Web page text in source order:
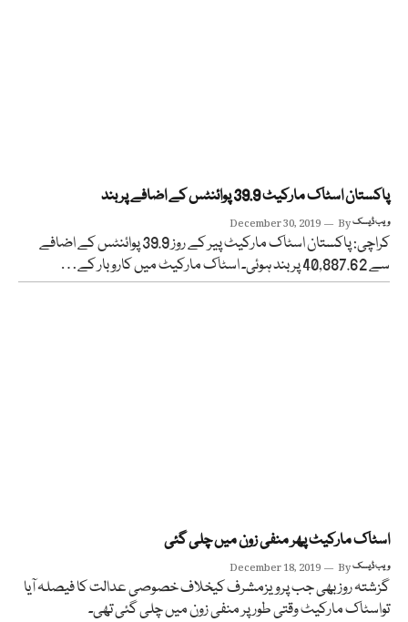
پاکستان اسٹاک مارکیٹ 39.9 پوائنٹس کے اضافے پر بند
December 30, 2019 Byویب ڈیسک
کراچی: پاکستان اسٹاک مارکیٹ پیر کے روز 39.9 پوائنٹس کے اضافے
سے 40,887.62 پر بند ہوئی۔ اسٹاک مارکیٹ میں کاروبار کے…
اسٹاک مارکیٹ پھر منفی زون میں چلی گئی
December 18, 2019 Byویب ڈیسک
گزشتہ روز بھی جب پرویزمشرف کیخلاف خصوصی عدالت کا فیصلہ آیا
تواسٹاک مارکیٹ وقتی طور پر منفی زون میں چلی گئی تھی۔